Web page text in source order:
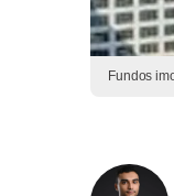
Fundos